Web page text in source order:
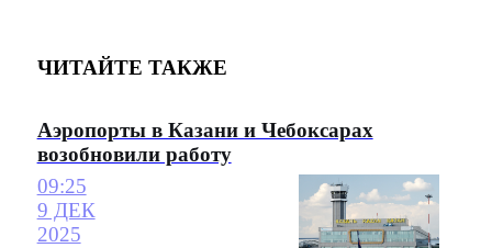
ЧИТАЙТЕ ТАКЖЕ
Аэропорты в Казани и Чебоксарах
возобновили работу
09:25
9 ДЕК
2025